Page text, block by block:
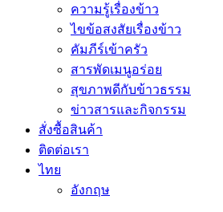
ความรู้เรื่องข้าว
ไขข้อสงสัยเรื่องข้าว
คัมภีร์เข้าครัว
สารพัดเมนูอร่อย
สุขภาพดีกับข้าวธรรม
ข่าวสารและกิจกรรม
สั่งซื้อสินค้า
ติดต่อเรา
ไทย
อังกฤษ